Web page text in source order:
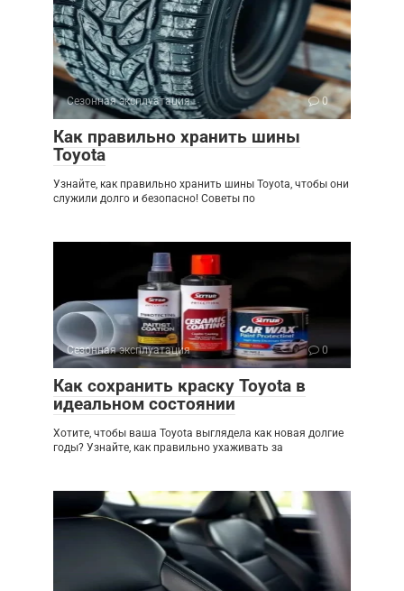
Сезонная эксплуатация 0
Как правильно хранить шины
Toyota
Узнайте, как правильно хранить шины Toyota, чтобы они
служили долго и безопасно! Советы по
Сезонная эксплуатация 0
Как сохранить краску Toyota в
идеальном состоянии
Хотите, чтобы ваша Toyota выглядела как новая долгие
годы? Узнайте, как правильно ухаживать за